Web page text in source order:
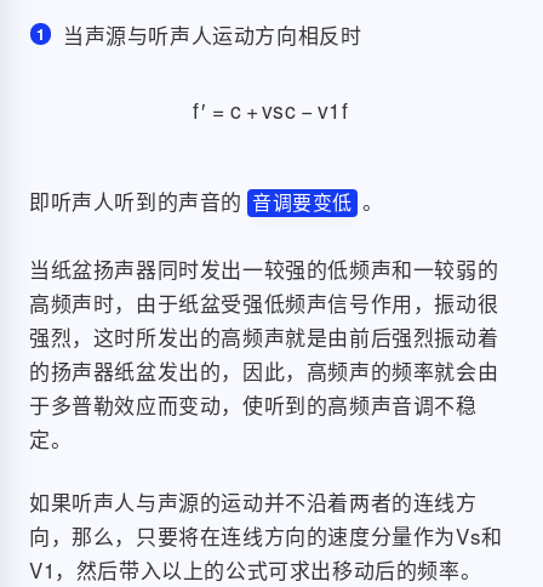
当声源与听声人运动方向相反时
f′ = c +vsc − v1 f
即听声人听到的声音的 音调要变低 。
当纸盆扬声器同时发出一较强的低频声和一较弱的
高频声时，由于纸盆受强低频声信号作用，振动很
强烈，这时所发出的高频声就是由前后强烈振动着
的扬声器纸盆发出的，因此，高频声的频率就会由
于多普勒效应而变动，使听到的高频声音调不稳
定。
如果听声人与声源的运动并不沿着两者的连线方
向，那么，只要将在连线方向的速度分量作为Vs和
V1，然后带入以上的公式可求出移动后的频率。